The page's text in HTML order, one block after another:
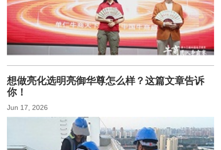
想做亮化选明亮御华尊怎么样？这篇文章告诉
你！
Jun 17, 2026